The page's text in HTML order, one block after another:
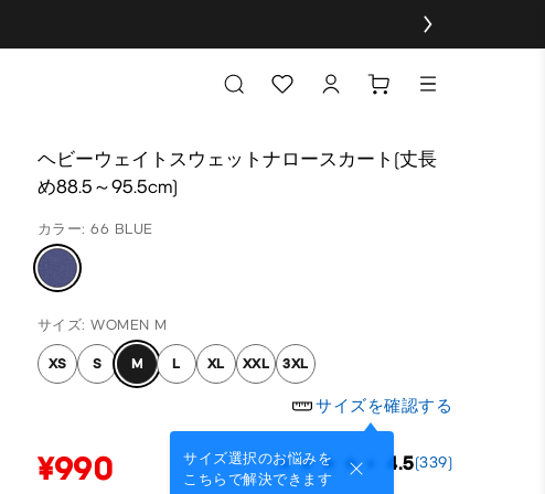
ヘビーウェイトスウェットナロースカート(丈長
め88.5～95.5cm)
カラー: 66 BLUE
サイズ: WOMEN M
XS S M L XL XXL 3XL
サイズを確認する
サイズ選択のお悩みを
こちらで解決できます
¥990 4.5(339)